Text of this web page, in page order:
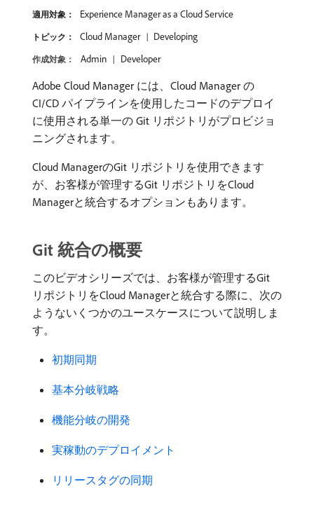
適用対象： Experience Manager as a Cloud Service
トピック： Cloud Manager Developing
作成対象： Admin Developer
Adobe Cloud Manager には、Cloud Manager の
CI/CD パイプラインを使用したコードのデプロイ
に使用される単一の Git リポジトリがプロビジョ
ニングされます。
Cloud ManagerのGit リポジトリを使用できます
が、お客様が管理するGit リポジトリをCloud
Managerと統合するオプションもあります。
Git 統合の概要
このビデオシリーズでは、お客様が管理するGit
リポジトリをCloud Managerと統合する際に、次の
ようないくつかのユースケースについて説明しま
す。
初期同期
基本分岐戦略
機能分岐の開発
実稼動のデプロイメント
リリースタグの同期